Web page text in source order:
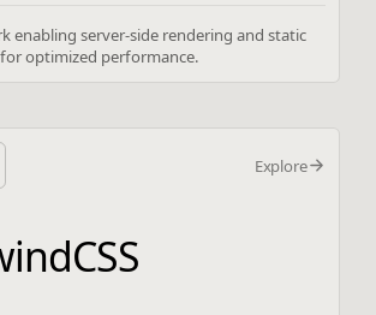
enabling server-side rendering and static
optimized performance.
Explore